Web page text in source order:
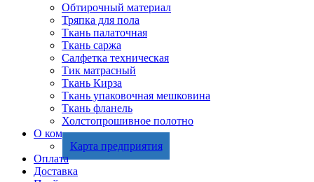
Обтирочный материал
Тряпка для пола
Ткань палаточная
Ткань саржа
Салфетка техническая
Тик матрасный
Ткань Кирза
Ткань упаковочная мешковина
Ткань фланель
Холстопрошивное полотно
О компании
Карта предприятия
Оплата
Доставка